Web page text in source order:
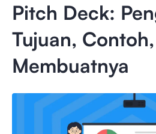
Pitch Deck:
Tujuan,
Membuatnya